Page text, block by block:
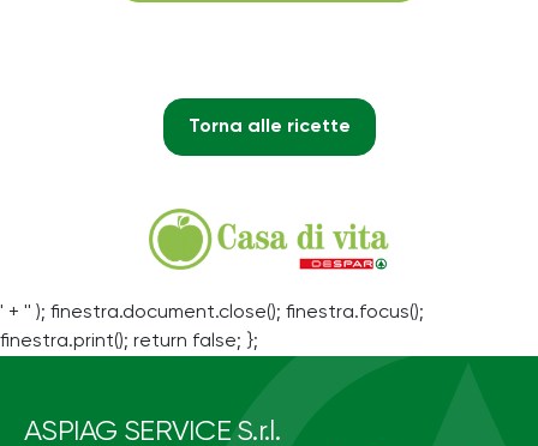
Torna alle ricette
' + '' ); finestra.document.close(); finestra.focus();
finestra.print(); return false; };
ASPIAG SERVICE S.r.l.